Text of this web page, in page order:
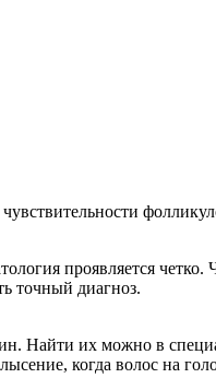
проявляется
точный диагноз.
Найти их можно в
когда волос на